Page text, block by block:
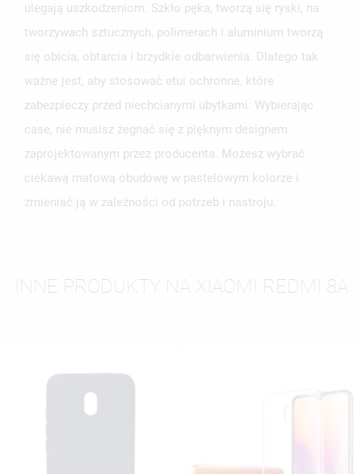
ulegają uszkodzeniom. Szkło pęka, tworzą się ryski, na
tworzywach sztucznych, polimerach i aluminium tworzą
się obicia, obtarcia i brzydkie odbarwienia. Dlatego tak
ważne jest, aby stosować etui ochronne, które
zabezpieczy przed niechcianymi ubytkami. Wybierając
case, nie musisz żegnać się z pięknym designem
zaprojektowanym przez producenta. Możesz wybrać
ciekawą matową obudowę w pastelowym kolorze i
zmieniać ją w zależności od potrzeb i nastroju.
INNE PRODUKTY NA XIAOMI REDMI 8A